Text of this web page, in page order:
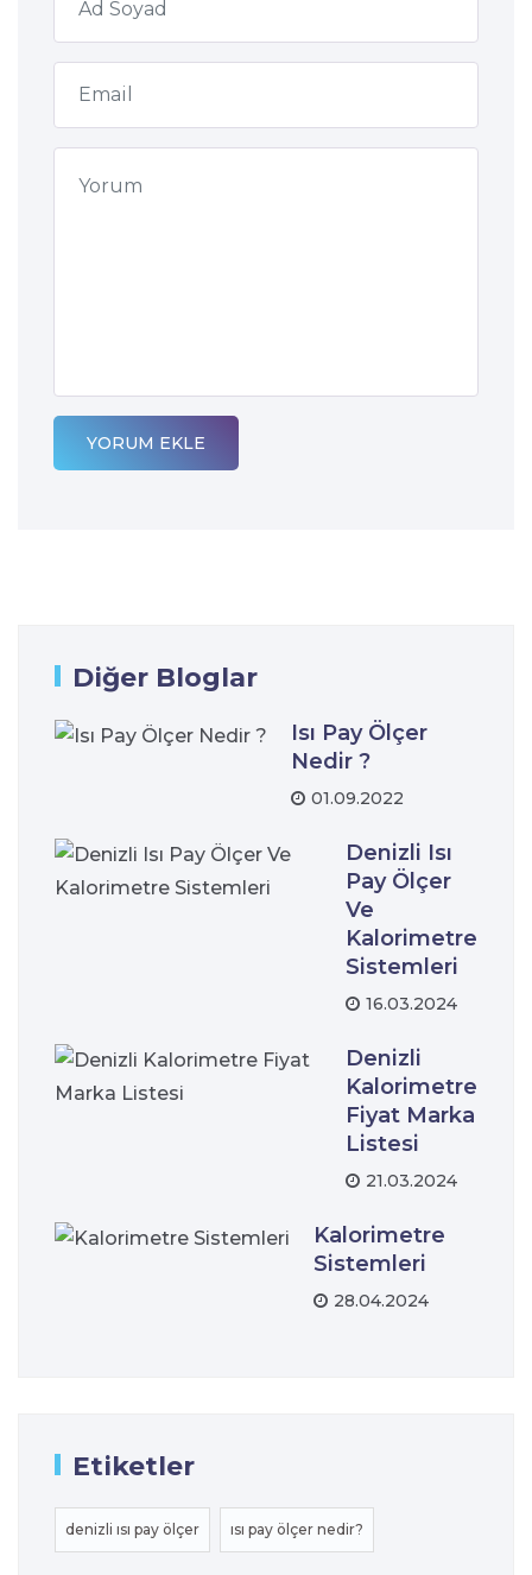
YORUM EKLE
Diğer Bloglar
Isı Pay Ölçer
Nedir ?
01.09.2022
Denizli Isı
Pay Ölçer
Ve
Kalorimetre
Sistemleri
16.03.2024
Denizli
Kalorimetre
Fiyat Marka
Listesi
21.03.2024
Kalorimetre
Sistemleri
28.04.2024
Etiketler
denizli ısı pay ölçer ısı pay ölçer nedir?